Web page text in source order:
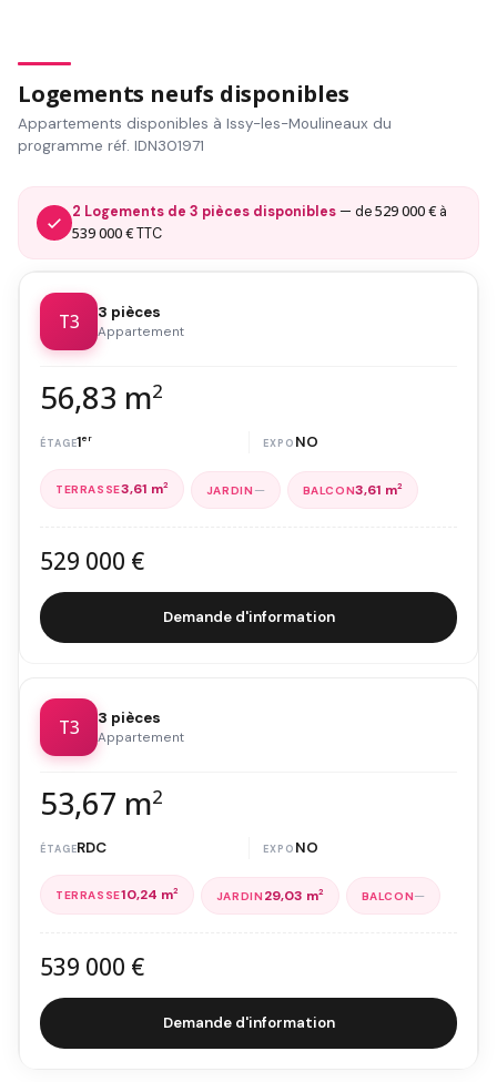
Logements neufs disponibles
Appartements disponibles à Issy-les-Moulineaux du
programme réf. IDN301971
2 Logements de 3 pièces disponibles — de529 000 € à
539 000 €TTC
T3 3 pièces
Appartement
56,83 m2
1er NO
3,61 m2 — 3,61 m2
529 000 €
Demande d'information
T3 3 pièces
Appartement
53,67 m2
RDC NO
10,24 m2 29,03 m2 —
539 000 €
Demande d'information